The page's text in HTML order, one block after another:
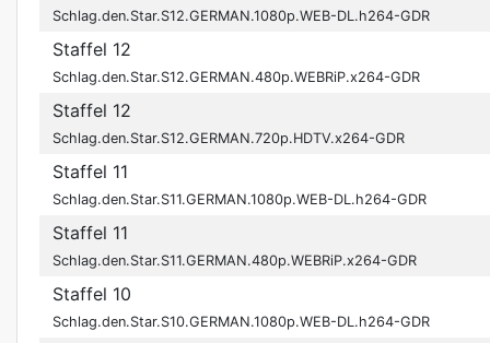
Schlag.den.Star.S12.GERMAN.1080p.WEB-DL.h264-GDR
Staffel 12
Schlag.den.Star.S12.GERMAN.480p.WEBRiP.x264-GDR
Staffel 12
Schlag.den.Star.S12.GERMAN.720p.HDTV.x264-GDR
Staffel 11
Schlag.den.Star.S11.GERMAN.1080p.WEB-DL.h264-GDR
Staffel 11
Schlag.den.Star.S11.GERMAN.480p.WEBRiP.x264-GDR
Staffel 10
Schlag.den.Star.S10.GERMAN.1080p.WEB-DL.h264-GDR